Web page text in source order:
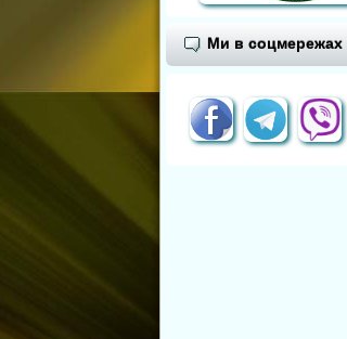
Ми в соцмережах